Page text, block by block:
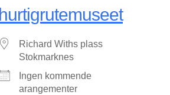
hurtigrutemuseet
Richard Withs plass
Stokmarknes
Ingen kommende
arangementer